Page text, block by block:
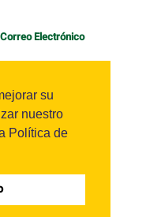
su
nuestro
Política de
Correo Electrónico